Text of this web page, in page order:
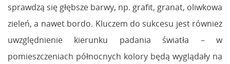
sprawdzą się głębsze barwy, np. grafit, granat, oliwkowa
zieleń, a nawet bordo. Kluczem do sukcesu jest również
uwzględnienie kierunku padania światła – w
pomieszczeniach północnych kolory będą wyglądały na